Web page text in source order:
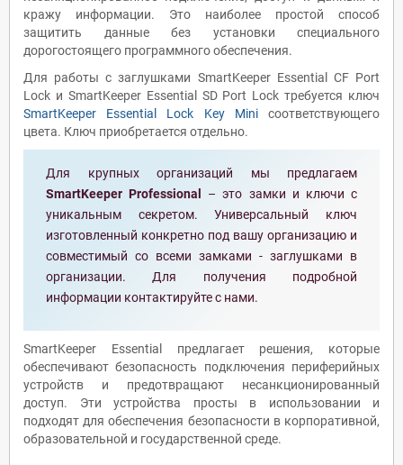
кражу информации. Это наиболее простой способ
защитить данные без установки специального
дорогостоящего программного обеспечения.
Для работы с заглушками SmartKeeper Essential CF Port
Lock и SmartKeeper Essential SD Port Lock требуется ключ
SmartKeeper Essential Lock Key Miniсоответствующего
цвета. Ключ приобретается отдельно.
Для крупных организаций мы предлагаем
SmartKeeper Professional
– это замки и ключи с
уникальным секретом. Универсальный ключ
изготовленный конкретно под вашу организацию и
совместимый со всеми замками - заглушками в
организации. Для получения подробной
информации контактируйте с нами.
SmartKeeper Essential предлагает решения, которые
обеспечивают безопасность подключения периферийных
устройств и предотвращают несанкционированный
доступ. Эти устройства просты в использовании и
подходят для обеспечения безопасности в корпоративной,
образовательной и государственной среде.